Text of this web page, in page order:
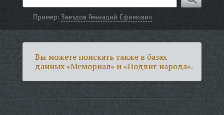
Пример: Звездов Геннадий Ефимович
Вы можете поискать также в базах
данных «Мемориал» и «Подвиг народа».